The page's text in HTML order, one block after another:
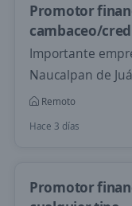
Promotor
cambaceo/
Importante
Naucalpan de
Remoto
Hace 3 días
Promotor